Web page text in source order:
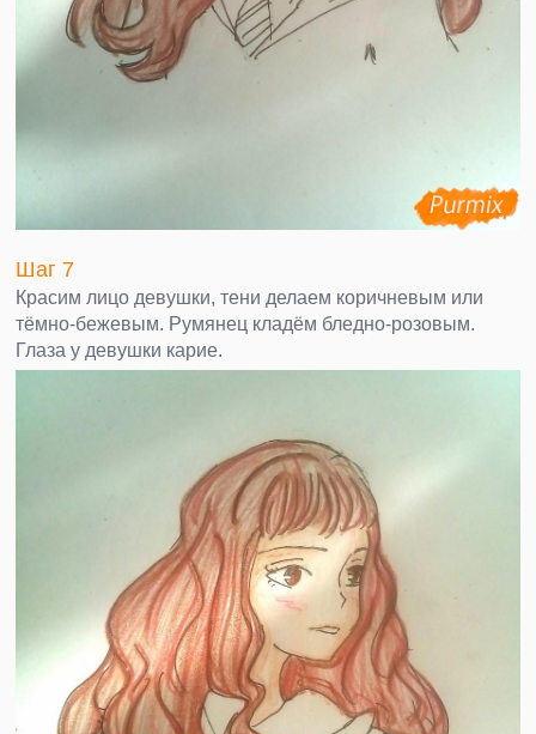
Шаг 7
Красим лицо девушки, тени делаем коричневым или
тёмно-бежевым. Румянец кладём бледно-розовым.
Глаза у девушки карие.